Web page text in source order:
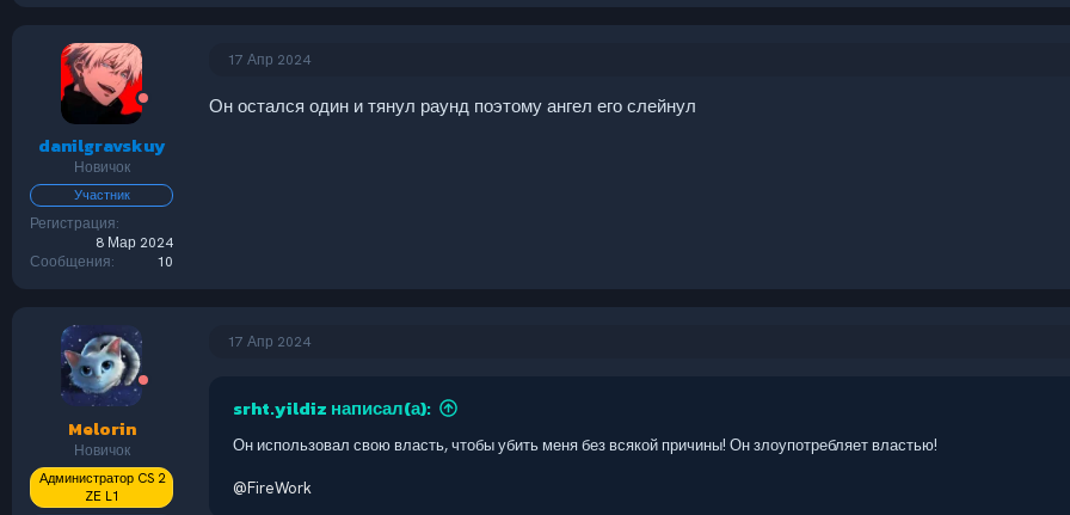
:
danilgravskuy
Новичок
Участник
Регистрация
8 Мар 2024
Сообщения
10
17 Апр 2024
Он остался один и тянул раунд поэтому ангел его слейнул
Melorin
Новичок
Администратор CS 2
ZE L1
17 Апр 2024
srht.yildiz написал(а):
Он использовал свою власть, чтобы убить меня без всякой причины! Он злоупотребляет властью!
@FireWork